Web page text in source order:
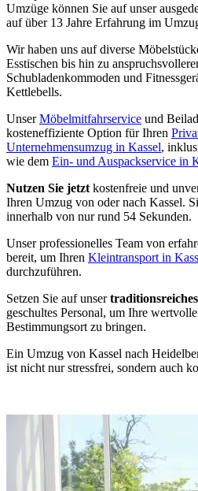
Umzüge können Sie auf unser
auf über 13 Jahre Erfahrung im
Wir haben uns auf diverse
Esstischen bis hin zu
Schubladenkommoden und
Kettlebells.
UnserMöbelmitfahrservice und
kosteneffiziente Option für Ihren
Unternehmensumzug in Kassel,
wie dem Ein- und Auspackservice in
Nutzen Sie jetzt kostenfreie und
Ihren Umzug von oder nach Kassel.
innerhalb von nur rund 54 Sekunden.
Unser professionelles Team von
bereit, um Ihren Kleintransport in
durchzuführen.
Setzen Sie auf unser
geschultes Personal, um Ihre
Bestimmungsort zu bringen.
Ein Umzug von Kassel nach
ist nicht nur stressfrei, sondern auch